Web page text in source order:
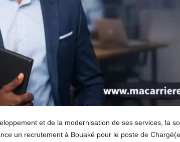
et de la modernisation de ses services, la
un recrutement à Bouaké pour le poste de